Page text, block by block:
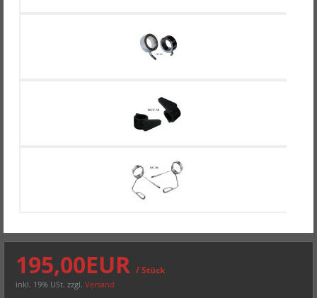
195,00EUR / Stück
inkl. 19% USt. zzgl. Versand